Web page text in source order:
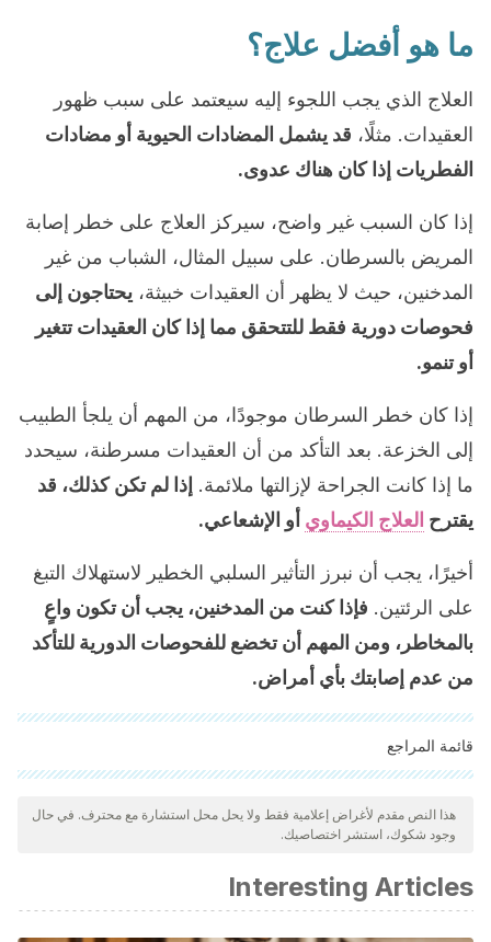
ما هو أفضل علاج؟
العلاج الذي يجب اللجوء إليه سيعتمد على سبب ظهور
العقيدات. مثلًا، قد يشمل المضادات الحيوية أو مضادات
الفطريات إذا كان هناك عدوى.
إذا كان السبب غير واضح، سيركز العلاج على خطر إصابة
المريض بالسرطان. على سبيل المثال، الشباب من غير
المدخنين، حيث لا يظهر أن العقيدات خبيثة، يحتاجون إلى
فحوصات دورية فقط للتتحقق مما إذا كان العقيدات تتغير
أو تنمو.
إذا كان خطر السرطان موجودًا، من المهم أن يلجأ الطبيب
إلى الخزعة. بعد التأكد من أن العقيدات مسرطنة، سيحدد
ما إذا كانت الجراحة لإزالتها ملائمة. إذا لم تكن كذلك، قد
يقترح العلاج الكيماوي أو الإشعاعي.
أخيرًا، يجب أن نبرز التأثير السلبي الخطير لاستهلاك التبغ
على الرئتين. فإذا كنت من المدخنين، يجب أن تكون واعٍ
بالمخاطر، ومن المهم أن تخضع للفحوصات الدورية للتأكد
من عدم إصابتك بأي أمراض.
قائمة المراجع
"تمت مراجعة جميع المصادر المذكورة بعناية شديدة من قبل فريقنا
لضمان جودتها وموثوقيتها وتحديثها وصحتها. تم اعتبار الببليوغرافيا لهذه
المقالة موثوقة ودقيقة من الناحية الأكاديمية أو العلمية.
Un nódulo pulmonar solitario | Medicina Integral. (n.d.).
Retrieved December 24, 2019, from
https://www.elsevier.es/es-revista-medicina-integral-63-
هذا النص مقدم لأغراض إعلامية فقط ولا يحل محل استشارة مع محترف. في حال
وجود شكوك، استشر اختصاصيك.
Interesting Articles